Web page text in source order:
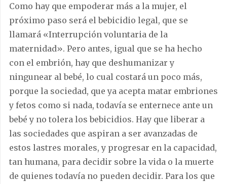
Como hay que empoderar más a la mujer, el
próximo paso será el bebicidio legal, que se
llamará «Interrupción voluntaria de la
maternidad». Pero antes, igual que se ha hecho
con el embrión, hay que deshumanizar y
ningunear al bebé, lo cual costará un poco más,
porque la sociedad, que ya acepta matar embriones
y fetos como si nada, todavía se enternece ante un
bebé y no tolera los bebicidios. Hay que liberar a
las sociedades que aspiran a ser avanzadas de
estos lastres morales, y progresar en la capacidad,
tan humana, para decidir sobre la vida o la muerte
de quienes todavía no pueden decidir. Para los que